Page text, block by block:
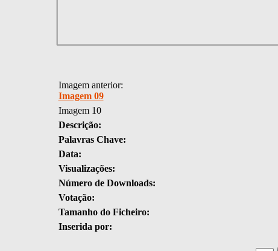
Imagem anterior:
Imagem 09
Imagem 10
Descrição:
Palavras Chave:
Data:
Visualizações:
Número de Downloads:
Votação:
Tamanho do Ficheiro:
Inserida por: